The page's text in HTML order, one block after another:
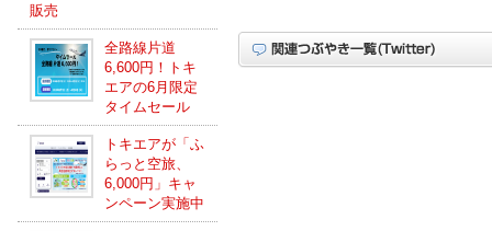
販売
全路線片道
6,600円！トキ
エアの6月限定
タイムセール
トキエアが「ふ
らっと空旅、
6,000円」キャ
ンペーン実施中